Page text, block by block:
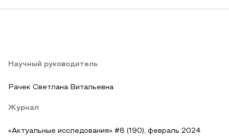
Научный руководитель
Рачек Светлана Витальевна
Журнал
«Актуальные исследования» #8 (190), февраль 2024